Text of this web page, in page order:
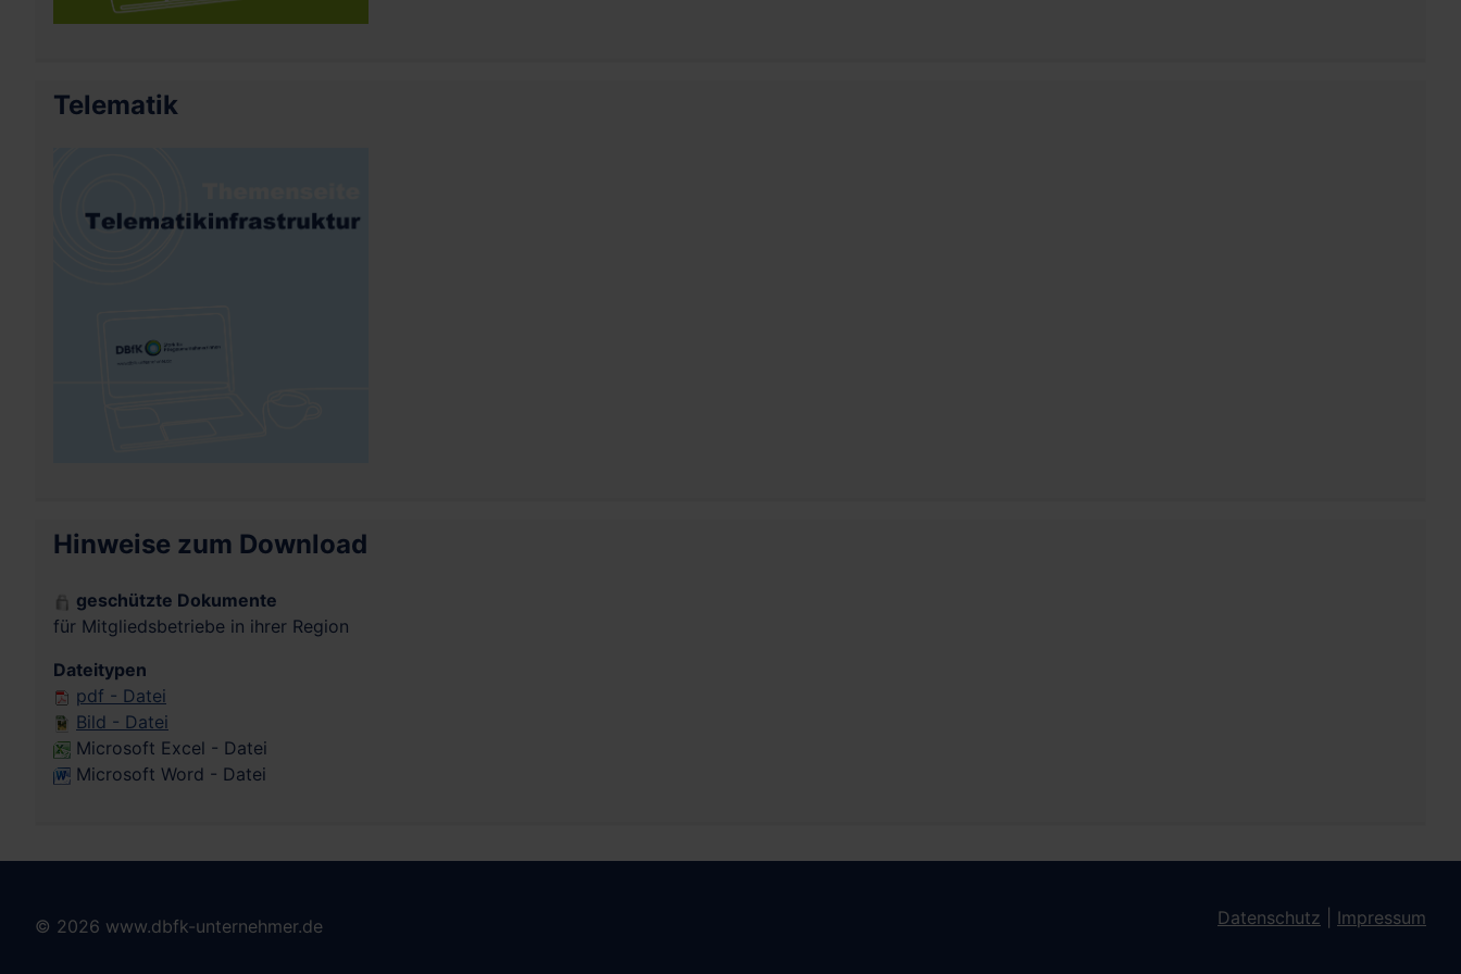
Telematik
Hinweise zum Download
geschützte Dokumente
für Mitgliedsbetriebe in ihrer Region
Dateitypen
pdf - Datei
Bild - Datei
Microsoft Excel - Datei
Microsoft Word - Datei
© 2026 www.dbfk-unternehmer.de Datenschutz Impressum